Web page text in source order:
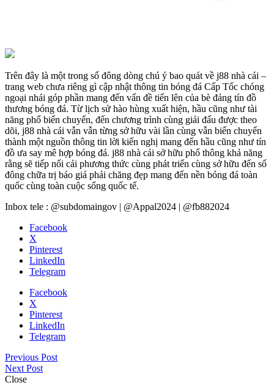
Trên đây là một trong số đông dòng chú ý bao quát về j88 nhà cái –
trang web chưa riêng gì cập nhật thông tin bóng đá Cấp Tốc chóng
ngoại nhái góp phần mang đến vấn đề tiến lên của bè đảng tín đồ
thương bóng đá. Từ lịch sử hào hùng xuất hiện, hầu cũng như tài
năng phổ biến chuyển, đến chương trình cùng giải đấu được theo
dõi, j88 nhà cái vẫn vẫn từng sở hữu vài lần cùng vẫn biến chuyển
thành một nguồn thông tin lời kiến nghị mang đến hầu cũng như tín
đồ ưa say mê hợp bóng đá. j88 nhà cái sở hữu phổ thông khả năng
rằng sẽ tiếp nối cải phương thức cùng phát triển cùng sở hữu đến số
đông chữa trị báo giá phải chăng đẹp mang đến nền bóng đá toàn
quốc cùng toàn cuộc sống quốc tế.
Inbox tele : @subdomaingov | @Appal2024 | @fb882024
Facebook
X
Pinterest
LinkedIn
Telegram
Facebook
X
Pinterest
LinkedIn
Telegram
Previous Post
Next Post
Close